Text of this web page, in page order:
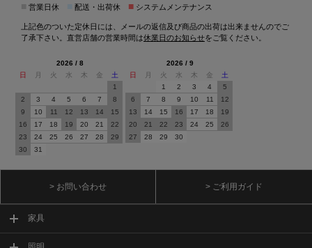
営業日休 配送・出荷休 ■ システムメンテナンス
上記色のついた定休日には、メールの返信及び商品の出荷は出来ませんのでご
了承下さい。直営店舗の営業時間は休業日のお知らせをご覧ください。
2026 / 8
日
月 火 水 木 金
土
1
2
3 4 5 6 7
8
9
10 11 12 13 14
15
16
17 18 19 20 21
22
23
24 25 26 27 28
29
30
31
2026 / 9
日
月 火 水 木 金
土
1
2 3 4
5
6
7 8 9 10 11
12
13
14 15 16 17 18
19
20
21 22 23 24 25
26
27
28 29 30
> お問い合わせ > ご利用ガイド
家具